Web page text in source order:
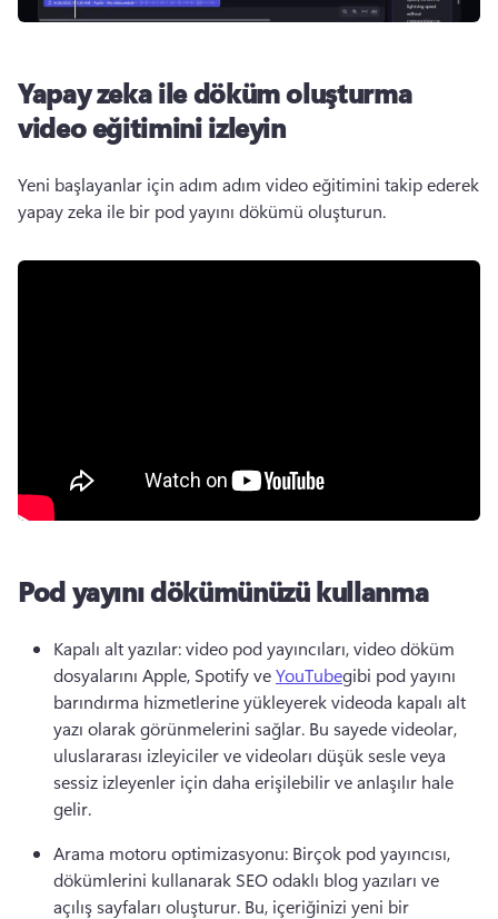
Yapay zeka ile döküm oluşturma
video eğitimini izleyin
Yeni başlayanlar için adım adım video eğitimini takip ederek
yapay zeka ile bir pod yayını dökümü oluşturun.
Pod yayını dökümünüzü kullanma
Kapalı alt yazılar: video pod yayıncıları, video döküm
dosyalarını Apple, Spotify ve YouTubegibi pod yayını
barındırma hizmetlerine yükleyerek videoda kapalı alt
yazı olarak görünmelerini sağlar. Bu sayede videolar,
uluslararası izleyiciler ve videoları düşük sesle veya
sessiz izleyenler için daha erişilebilir ve anlaşılır hale
gelir.
Arama motoru optimizasyonu: Birçok pod yayıncısı,
açılış sayfaları oluşturur. Bu, içeriğinizi yeni bir